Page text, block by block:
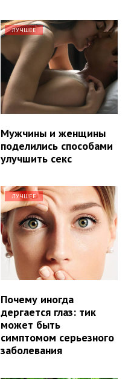
ЛУЧШЕЕ
Мужчины и женщины
поделились способами
улучшить секс
ЛУЧШЕЕ
Почему иногда
дергается глаз: тик
может быть
симптомом серьезного
заболевания